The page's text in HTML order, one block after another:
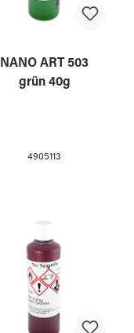
NANO ART 503
grün 40g
4905113